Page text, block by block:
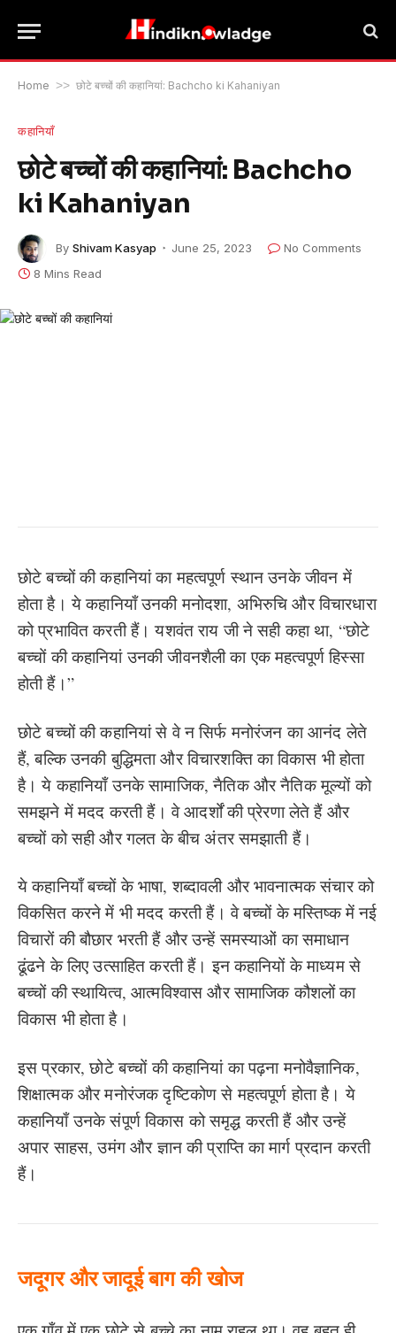
Home >> छोटे बच्चों की कहानियां: Bachcho ki Kahaniyan
कहानियाँ
छोटे बच्चों की कहानियां: Bachcho
ki Kahaniyan
By Shivam Kasyap June 25, 2023
No Comments
8 Mins Read
छोटे बच्चों की कहानियां का महत्वपूर्ण स्थान उनके जीवन में
होता है। ये कहानियाँ उनकी मनोदशा, अभिरुचि और विचारधारा
को प्रभावित करती हैं। यशवंत राय जी ने सही कहा था, “छोटे
बच्चों की कहानियां उनकी जीवनशैली का एक महत्वपूर्ण हिस्सा
होती हैं।”
छोटे बच्चों की कहानियां से वे न सिर्फ मनोरंजन का आनंद लेते
हैं, बल्कि उनकी बुद्धिमता और विचारशक्ति का विकास भी होता
है। ये कहानियाँ उनके सामाजिक, नैतिक और नैतिक मूल्यों को
समझने में मदद करती हैं। वे आदर्शों की प्रेरणा लेते हैं और
बच्चों को सही और गलत के बीच अंतर समझाती हैं।
ये कहानियाँ बच्चों के भाषा, शब्दावली और भावनात्मक संचार को
विकसित करने में भी मदद करती हैं। वे बच्चों के मस्तिष्क में नई
विचारों की बौछार भरती हैं और उन्हें समस्याओं का समाधान
ढूंढने के लिए उत्साहित करती हैं। इन कहानियों के माध्यम से
बच्चों की स्थायित्व, आत्मविश्वास और सामाजिक कौशलों का
विकास भी होता है।
इस प्रकार, छोटे बच्चों की कहानियां का पढ़ना मनोवैज्ञानिक,
शिक्षात्मक और मनोरंजक दृष्टिकोण से महत्वपूर्ण होता है। ये
कहानियाँ उनके संपूर्ण विकास को समृद्ध करती हैं और उन्हें
अपार साहस, उमंग और ज्ञान की प्राप्ति का मार्ग प्रदान करती
हैं।
जदूगर और जादूई बाग की खोज